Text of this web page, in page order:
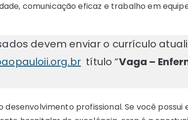
comunicação eficaz e trabalho em
devem enviar o currículo
título “Vaga –
desenvolvimento profissional. Se você possui